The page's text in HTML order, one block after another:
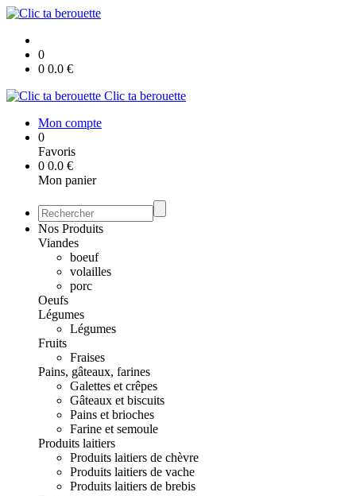
0
0 0.0 €
Clic ta berouette
Mon compte
0
Favoris
0 0.0 €
Mon panier
Nos Produits
Viandes
boeuf
volailles
porc
Oeufs
Légumes
Légumes
Fruits
Fraises
Pains, gâteaux, farines
Galettes et crêpes
Gâteaux et biscuits
Pains et brioches
Farine et semoule
Produits laitiers
Produits laitiers de chèvre
Produits laitiers de vache
Produits laitiers de brebis